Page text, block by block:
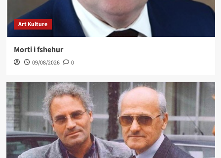
Art Kulture
Morti i fshehur
09/08/2026 0